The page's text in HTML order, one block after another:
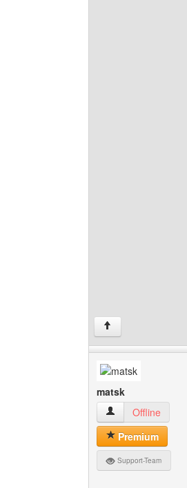
↑
matsk
matsk Benutzer-
Offline
Premium
Support-Team